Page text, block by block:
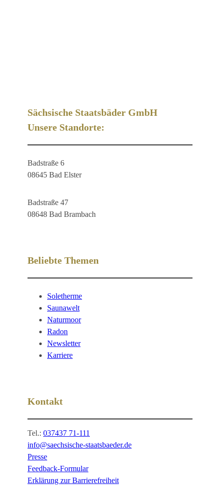
Sächsische Staatsbäder GmbH
Unsere Standorte:
Badstraße 6
08645 Bad Elster
Badstraße 47
08648 Bad Brambach
Beliebte Themen
Soletherme
Saunawelt
Naturmoor
Radon
Newsletter
Karriere
Kontakt
Tel.: 037437 71-111
info@saechsische-staatsbaeder.de
Presse
Feedback-Formular
Erklärung zur Barrierefreiheit